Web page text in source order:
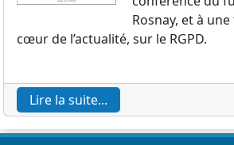
Rosnay, et à
cœur de l’actualité, sur le RGPD.
Lire la suite...